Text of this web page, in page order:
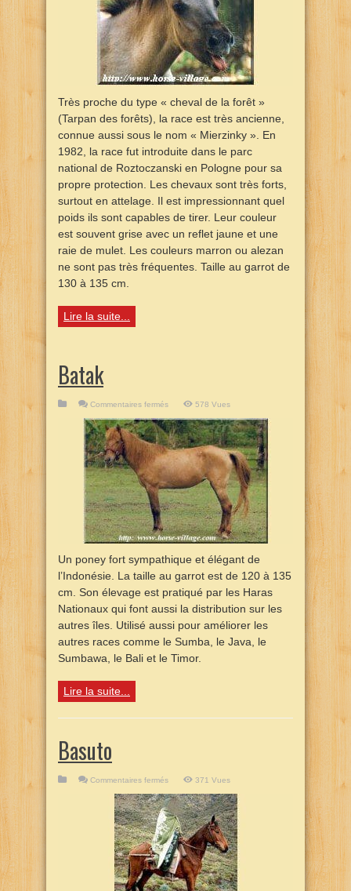
Très proche du type « cheval de la forêt »
(Tarpan des forêts), la race est très ancienne,
connue aussi sous le nom « Mierzinky ». En
1982, la race fut introduite dans le parc
national de Roztoczanski en Pologne pour sa
propre protection. Les chevaux sont très forts,
surtout en attelage. Il est impressionnant quel
poids ils sont capables de tirer. Leur couleur
est souvent grise avec un reflet jaune et une
raie de mulet. Les couleurs marron ou alezan
ne sont pas très fréquentes. Taille au garrot de
130 à 135 cm.
Lire la suite...
Batak
Commentaires fermés 578 Vues
Un poney fort sympathique et élégant de
l’Indonésie. La taille au garrot est de 120 à 135
cm. Son élevage est pratiqué par les Haras
Nationaux qui font aussi la distribution sur les
autres îles. Utilisé aussi pour améliorer les
autres races comme le Sumba, le Java, le
Sumbawa, le Bali et le Timor.
Lire la suite...
Basuto
Commentaires fermés 371 Vues